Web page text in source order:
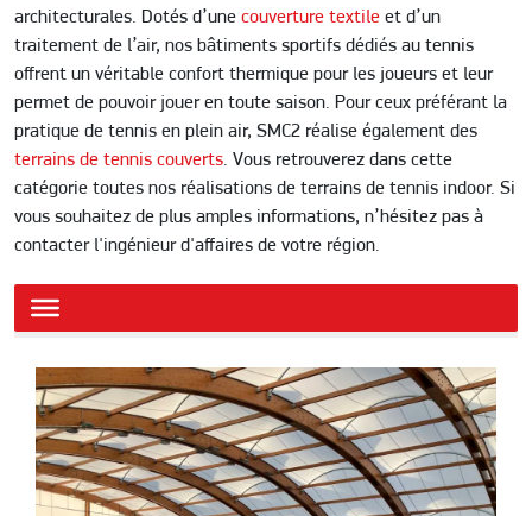
architecturales. Dotés d’une couverture textile et d’un
traitement de l’air, nos bâtiments sportifs dédiés au tennis
offrent un véritable confort thermique pour les joueurs et leur
permet de pouvoir jouer en toute saison. Pour ceux préférant la
pratique de tennis en plein air, SMC2 réalise également des
terrains de tennis couverts. Vous retrouverez dans cette
catégorie toutes nos réalisations de terrains de tennis indoor. Si
vous souhaitez de plus amples informations, n’hésitez pas à
contacter l'ingénieur d'affaires de votre région.